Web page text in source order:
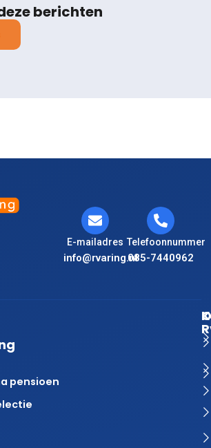
berichten
E-mailadres
info@rvaring.nl
Telefoonnummer
085-7440962
pensioen